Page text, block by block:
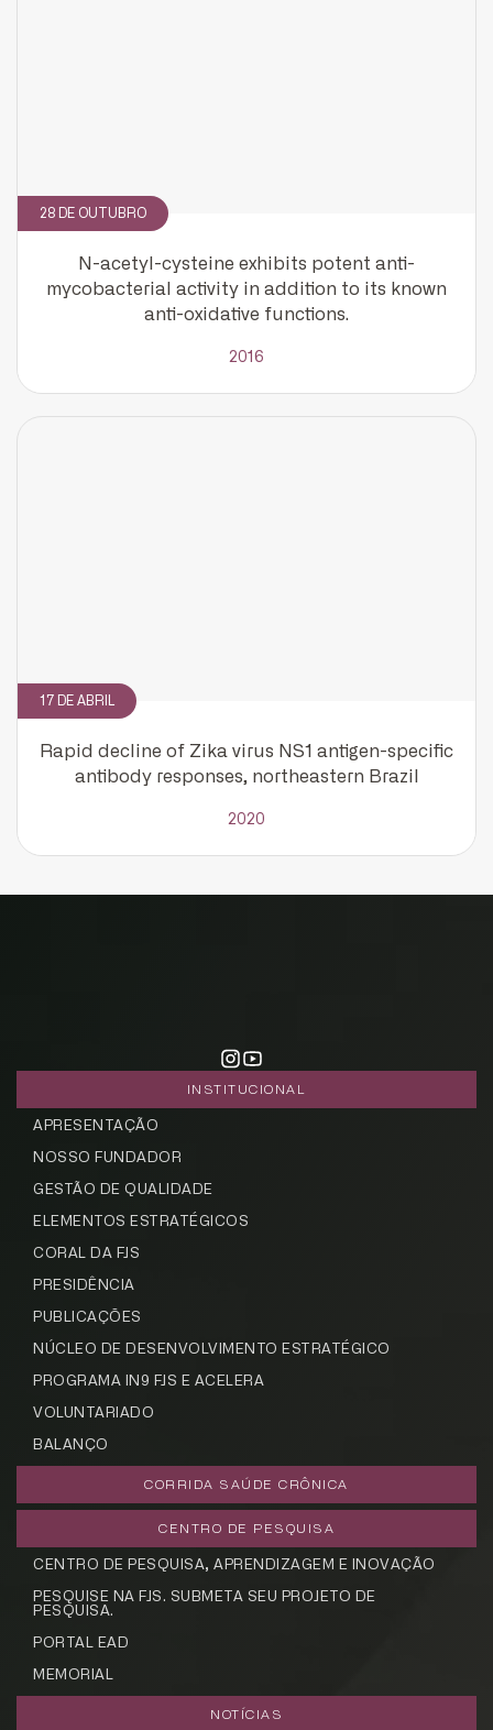
28 DE OUTUBRO
N-acetyl-cysteine exhibits potent anti-
mycobacterial activity in addition to its known
anti-oxidative functions.
2016
17 DE ABRIL
Rapid decline of Zika virus NS1 antigen-specific
antibody responses, northeastern Brazil
2020
INSTITUCIONAL
APRESENTAÇÃO
NOSSO FUNDADOR
GESTÃO DE QUALIDADE
ELEMENTOS ESTRATÉGICOS
CORAL DA FJS
PRESIDÊNCIA
PUBLICAÇÕES
NÚCLEO DE DESENVOLVIMENTO ESTRATÉGICO
PROGRAMA IN9 FJS E ACELERA
VOLUNTARIADO
BALANÇO
CORRIDA SAÚDE CRÔNICA
CENTRO DE PESQUISA
CENTRO DE PESQUISA, APRENDIZAGEM E INOVAÇÃO
PESQUISE NA FJS. SUBMETA SEU PROJETO DE
PESQUISA.
PORTAL EAD
MEMORIAL
NOTÍCIAS